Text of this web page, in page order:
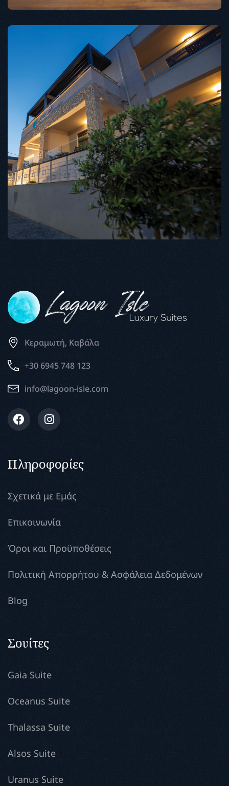
Κεραμωτή, Καβάλα
+30 6945 748 123
info@lagoon-isle.com
Πληροφορίες
Σχετικά με Εμάς
Επικοινωνία
Όροι και Προϋποθέσεις
Πολιτική Απορρήτου & Ασφάλεια Δεδομένων
Blog
Σουίτες
Gaia Suite
Oceanus Suite
Thalassa Suite
Alsos Suite
Uranus Suite